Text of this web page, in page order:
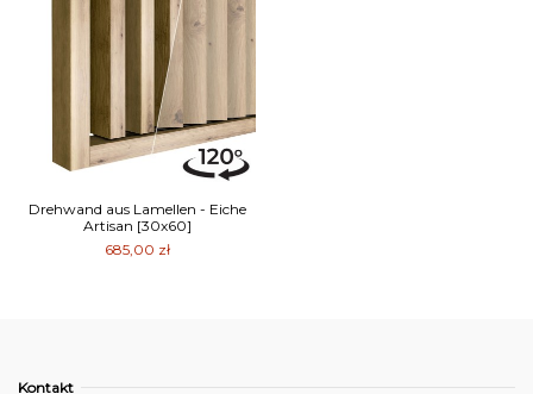
Drehwand aus Lamellen - Eiche
Artisan [30x60]
685,00 zł
Kontakt